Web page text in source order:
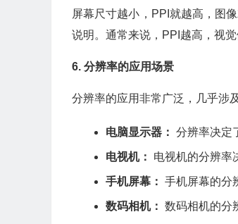
屏幕尺寸越小，PPI就越高，图
说明。通常来说，PPI越高，视觉
6. 分辨率的应用场景
分辨率的应用非常广泛，几乎涉
电脑显示器： 分辨率决定
电视机： 电视机的分辨率
手机屏幕： 手机屏幕的分
数码相机： 数码相机的分